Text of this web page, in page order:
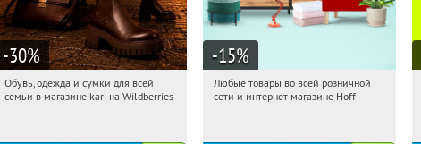
-30%
20:16:07 Получили:
Обувь, одежда и сумки для всей
семьи в магазине kari на Wildberries
-15%
20:16:07 Получили:
Любые товары во всей розничной
сети и интернет-магазине Hoff